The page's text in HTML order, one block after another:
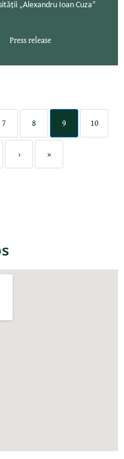
„Alexandru Ioan Cuza”
Press release
7 8 9 10
› »